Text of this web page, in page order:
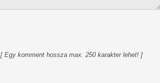
[ Egy komment hossza max. 250 karakter lehet! ]